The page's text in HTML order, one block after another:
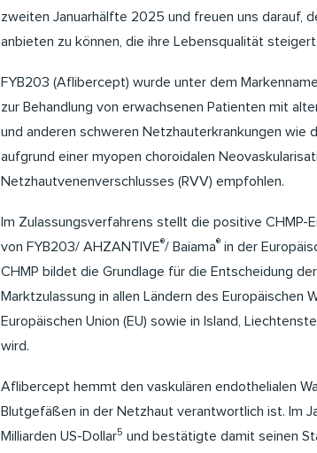
zweiten Januarhälfte 2025 und freuen uns darauf,
anbieten zu können, die ihre Lebensqualität
FYB203 (Aflibercept) wurde unter dem
zur Behandlung von erwachsenen Patienten mit
und anderen schweren Netzhauterkrankungen wie
aufgrund einer myopen choroidalen
Netzhautvenenverschlusses (RVV) empfohlen.
Im Zulassungsverfahrens stellt die positive
von FYB203/ AHZANTIVE®/ Baiama® in der
CHMP bildet die Grundlage für die Entscheidung
Marktzulassung in allen Ländern des
Europäischen Union (EU) sowie in Island,
wird.
Aflibercept hemmt den vaskulären endothelialen
Blutgefäßen in der Netzhaut verantwortlich ist. Im
Milliarden US-Dollar5 und bestätigte damit seinen